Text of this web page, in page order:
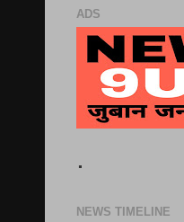
ADS
.
NEWS TIMELINE